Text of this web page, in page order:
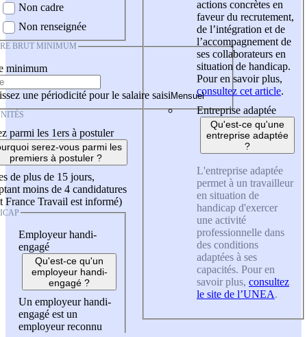
Non cadre
Non renseignée
BRUT MINIMUM
minimum
une périodicité pour le salaire saisi
parmi les 1ers à postuler
serez-vous parmi les
premiers à postuler ?
de plus de 15 jours,
moins de 4 candidatures
France Travail est informé)
Employeur handi-
engagé
Qu'est-ce qu'un
employeur handi-
engagé ?
Un employeur handi-
engagé est un
employeur reconnu
actions concrètes en
faveur du recrutement,
de l’intégration et de
l’accompagnement de
ses collaborateurs en
situation de handicap.
Pour en savoir plus,
consultez cet article.
Entreprise adaptée
Qu'est-ce qu'une
entreprise adaptée
?
L'entreprise adaptée
permet à un travailleur
en situation de
handicap d'exercer
une activité
professionnelle dans
des conditions
adaptées à ses
capacités. Pour en
savoir plus, consultez
le site de l’UNEA.